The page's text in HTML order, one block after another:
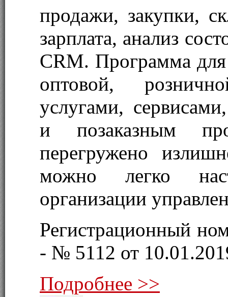
продажи, закупки,
зарплата, анализ
CRM. Программа для
оптовой,
услугами,
и позаказным
перегружено
можно легко
организации
Регистрационный
- № 5112 от
Подробнее >>